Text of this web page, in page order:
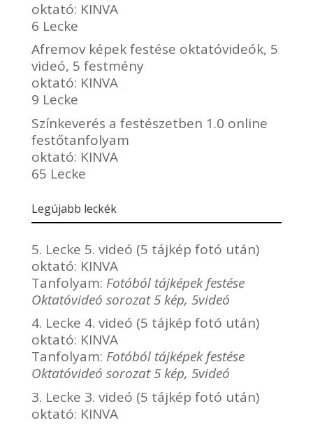
oktató: KINVA
6 Lecke
Afremov képek festése oktatóvideók, 5
videó, 5 festmény
oktató: KINVA
9 Lecke
Színkeverés a festészetben 1.0 online
festőtanfolyam
oktató: KINVA
65 Lecke
Legújabb leckék
5. Lecke 5. videó (5 tájkép fotó után)
oktató: KINVA
Tanfolyam: Fotóból tájképek festése
Oktatóvideó sorozat 5 kép, 5videó
4. Lecke 4. videó (5 tájkép fotó után)
oktató: KINVA
Tanfolyam: Fotóból tájképek festése
Oktatóvideó sorozat 5 kép, 5videó
3. Lecke 3. videó (5 tájkép fotó után)
oktató: KINVA